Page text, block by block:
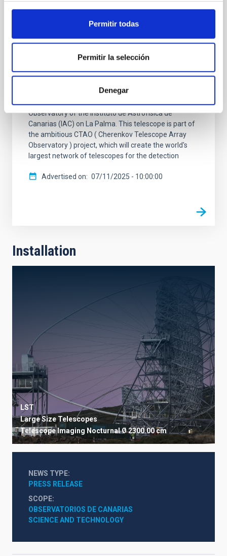
Permitir todas
Permitir la selección
Denegar
Roque de los Muchachos Observatory is
The four large sized telescopes of the CTAO on La
The LST-2 telescope has successfully completed the
installation of its camera support structure (CSS),
( LST ) to reach this important milestone in its
construction at the Roque de los Muchachos
Observatory of the Instituto de Astrofísica de
Canarias (IAC) on La Palma. This telescope is part of
the ambitious CTAO ( Cherenkov Telescope Array
Observatory ) project, which will create the world's
largest network of telescopes for the detection
Advertised on 07/11/2025 - 10:00:00
Installation
LST
Large Size Telescopes
TelescopeImaging NocturnalØ 2300.00 cm
NEWS TYPE
PRESS RELEASE
SCOPE
OBSERVATORIOS DE CANARIAS
SCIENCE AND TECHNOLOGY